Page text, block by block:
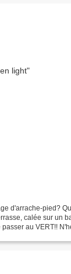
d'arrache-pied?
calée sur un
au VERT!!